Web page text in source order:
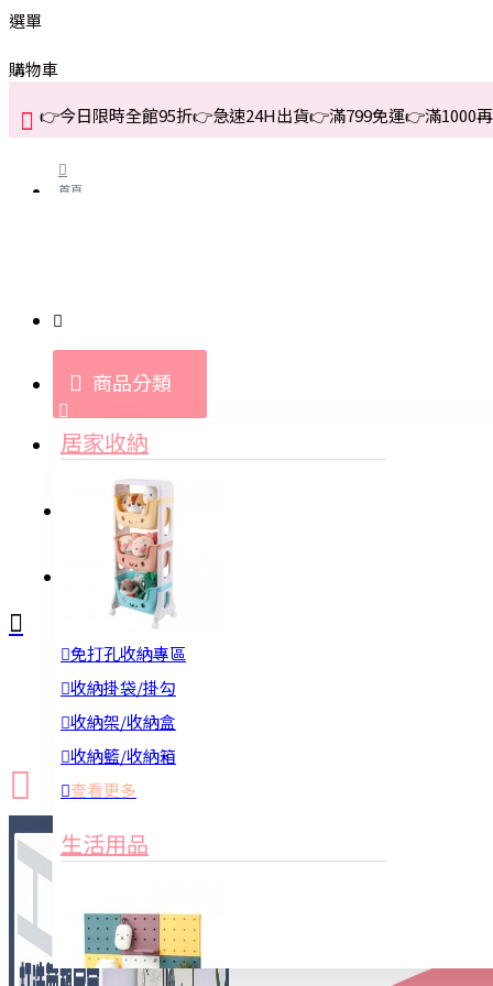
選單
購物車
👉今日限時全館95折👉急速24H出貨👉滿799免運👉滿1000
首頁
商品分類
居家收納
免打孔收納專區
收納掛袋/掛勾
收納架/收納盒
收納籃/收納箱
查看更多
生活用品
登入
新品上市